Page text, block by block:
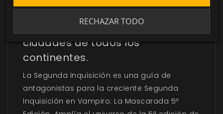
La Iglesia secreta y el Estado
oculto cazan a los cazadores en
ciudades de todos los
continentes.
La Segunda Inquisición es una guía de
antagonistas para la creciente Segunda
Inquisición en Vampiro: La Mascarada 5ª
RECHAZAR TODO